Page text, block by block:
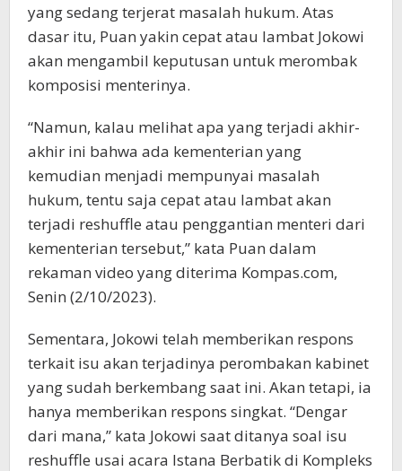
yang sedang terjerat masalah hukum. Atas
dasar itu, Puan yakin cepat atau lambat Jokowi
akan mengambil keputusan untuk merombak
komposisi menterinya.
“Namun, kalau melihat apa yang terjadi akhir-
akhir ini bahwa ada kementerian yang
kemudian menjadi mempunyai masalah
hukum, tentu saja cepat atau lambat akan
terjadi reshuffle atau penggantian menteri dari
kementerian tersebut,” kata Puan dalam
rekaman video yang diterima Kompas.com,
Senin (2/10/2023).
Sementara, Jokowi telah memberikan respons
terkait isu akan terjadinya perombakan kabinet
yang sudah berkembang saat ini. Akan tetapi, ia
hanya memberikan respons singkat. “Dengar
dari mana,” kata Jokowi saat ditanya soal isu
reshuffle usai acara Istana Berbatik di Kompleks